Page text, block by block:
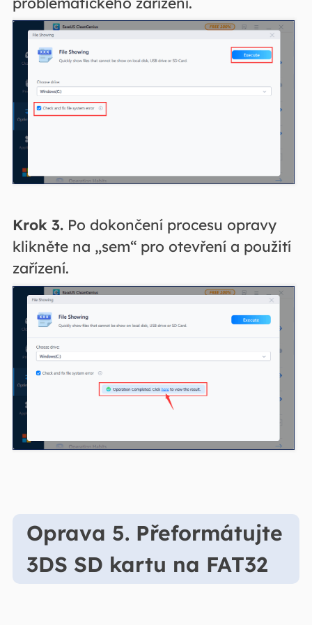
Krok 3.Po dokončení procesu opravy
klikněte na „sem“ pro otevření a použití
zařízení.
Oprava 5. Přeformátujte
3DS SD kartu na FAT32